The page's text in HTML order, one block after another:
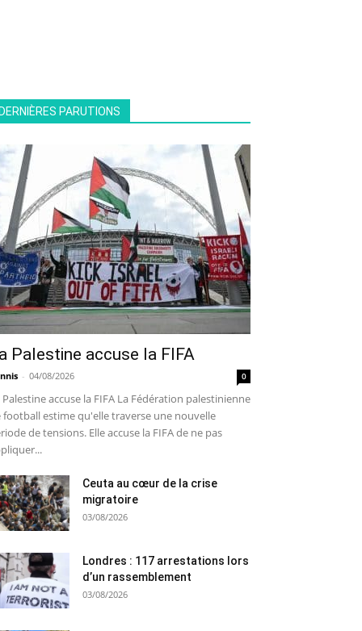
DERNIÈRES PARUTIONS
Palestine accuse la FIFA
- 04/08/2026 0
Palestine accuse la FIFA La Fédération palestinienne
football estime qu'elle traverse une nouvelle
de tensions. Elle accuse la FIFA de ne pas
Ceuta au cœur de la crise
migratoire
03/08/2026
Londres : 117 arrestations lors
d’un rassemblement
03/08/2026